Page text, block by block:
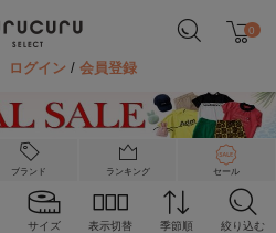
0
ログイン /会員登録
ブランド ランキング セール
サイズ 表示切替 季節順 絞り込む